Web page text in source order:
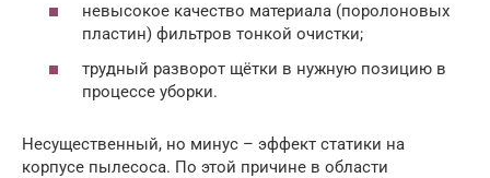
невысокое качество материала (поролоновых
пластин) фильтров тонкой очистки;
трудный разворот щётки в нужную позицию в
процессе уборки.
Несущественный, но минус – эффект статики на
корпусе пылесоса. По этой причине в области